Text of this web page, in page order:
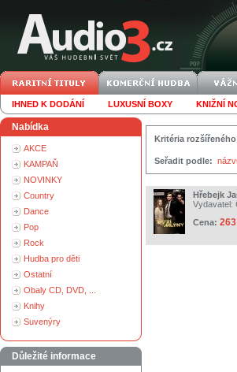
IHNED K DODÁNÍ LUXUSNÍ BOXY KNIŽNÍ
Nabídka
AKCE
KAMPAŇ
NOVINKY
Country
Dance
Pop
Rock
Hudba pro děti
Ostatní
Obaly CD, DVD, ...
Knihy
Suvenýry
Důležité informace
Kritéria
Seřadit podle:
Hřebejk
Vydavatel:
Cena: